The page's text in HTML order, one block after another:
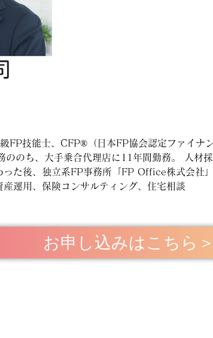
FP技能士、CFP®（日本FP協会認定ファイナ
ののち、大手乗合代理店に11年間勤務。 人材
った後、独立系FP事務所「FP Office株式会社
産運用、保険コンサルティング、住宅相談
お申し込みはこちら＞